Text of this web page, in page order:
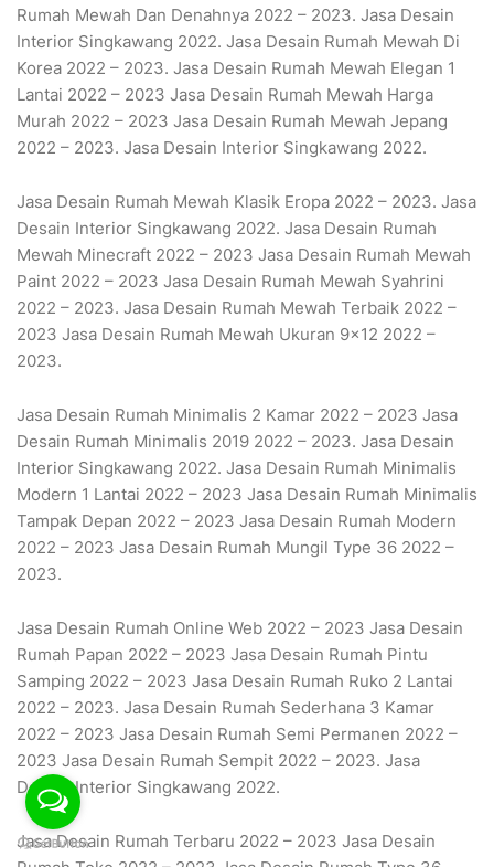
Rumah Mewah Dan Denahnya 2022 – 2023. Jasa Desain
Interior Singkawang 2022. Jasa Desain Rumah Mewah Di
Korea 2022 – 2023. Jasa Desain Rumah Mewah Elegan 1
Lantai 2022 – 2023 Jasa Desain Rumah Mewah Harga
Murah 2022 – 2023 Jasa Desain Rumah Mewah Jepang
2022 – 2023. Jasa Desain Interior Singkawang 2022.
Jasa Desain Rumah Mewah Klasik Eropa 2022 – 2023. Jasa
Desain Interior Singkawang 2022. Jasa Desain Rumah
Mewah Minecraft 2022 – 2023 Jasa Desain Rumah Mewah
Paint 2022 – 2023 Jasa Desain Rumah Mewah Syahrini
2022 – 2023. Jasa Desain Rumah Mewah Terbaik 2022 –
2023 Jasa Desain Rumah Mewah Ukuran 9×12 2022 –
2023.
Jasa Desain Rumah Minimalis 2 Kamar 2022 – 2023 Jasa
Desain Rumah Minimalis 2019 2022 – 2023. Jasa Desain
Interior Singkawang 2022. Jasa Desain Rumah Minimalis
Modern 1 Lantai 2022 – 2023 Jasa Desain Rumah Minimalis
Tampak Depan 2022 – 2023 Jasa Desain Rumah Modern
2022 – 2023 Jasa Desain Rumah Mungil Type 36 2022 –
2023.
Jasa Desain Rumah Online Web 2022 – 2023 Jasa Desain
Rumah Papan 2022 – 2023 Jasa Desain Rumah Pintu
Samping 2022 – 2023 Jasa Desain Rumah Ruko 2 Lantai
2022 – 2023. Jasa Desain Rumah Sederhana 3 Kamar
2022 – 2023 Jasa Desain Rumah Semi Permanen 2022 –
2023 Jasa Desain Rumah Sempit 2022 – 2023. Jasa
Desain Interior Singkawang 2022.
Jasa Desain Rumah Terbaru 2022 – 2023 Jasa Desain